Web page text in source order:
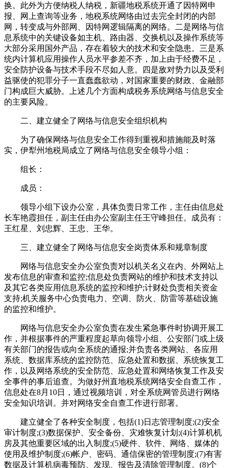
换。此外为方便纳税人纳税，新疆地税系统开通了因特网申
报、网上查询等业务，地税系统网络由过去完全封闭的内部
网，转变成与外部网、因特网逻辑隔离的网络。二是网络与信
息系统中的关键设备如主机、路由器、交换机以及操作系统等
大部分采用国外产品，存在着较大的技术和安全隐患。三是系
统内计算机应用操作人员水平参差不齐，加上由于经费不足，
安全防护设备与技术手段不尽如人意。四是敌对势力以及受利
益驱使的犯罪分子一直蠢蠢欲动，对国家重要的财政、金融部
门构成巨大威胁。上述几个方面构成税务系统网络与信息安全
的主要风险。
二、建立健全了网络与信息安全组织机构
为了确保网络与信息安全工作得到重视和措施能及时落
实，伊犁州地税局成立了网络与信息安全领导小组：
组长：
成员：
领导小组下设办公室，具体负责日常工作，主任由信息处
长车艳霞担任，副主任由办公室副主任王守峰担任。成员有：
王红星、刘忠辉、王忠、王华。
三、建立健全了网络与信息安全岗责体系和规章制度
网络与信息安全办公室负责对以机关名义在内、外网站上
发布信息的审查和监控;信息处负责网站的维护和技术支持以
及其它各类应用信息系统的监控和维护;计财处负责相关资金
支持;机关服务中心负责电力、空调、防火、防雷等基础设施
的监控和维护。
网络与信息安全办公室负责在发生紧急事件时协调开展工
作，并根据事件的严重程度起草向领导小组、公安部门或上级
有关部门的报告或向全系统的通报;并负责各类网站、各应用
系统、数据库系统的监控防范、应急处置和数据、系统恢复工
作，以及网络系统的安全防范、应急处置和网络恢复工作及安
全事件的事后追查。为做好州直地税系统网络安全自查工作，
信息处在8月10日，通过视频培训，对全系统网管员进行网络
安全知识培训。并对网络安全自查工作进行部署。
建立健全了各种安全制度，包括(1)日志管理制度;(2)安全
审计制度;(3)数据保护、安全备份、灾难恢复计划;(4)计算机机
房及其他重要区域的出入制度;(5)硬件、软件、网络、媒体的
使用及维护制度;(6)帐户、密码、通信保密的管理制度;(7)有害
数据及计算机病毒预防、发现、报告及清除管理制度。(8)个